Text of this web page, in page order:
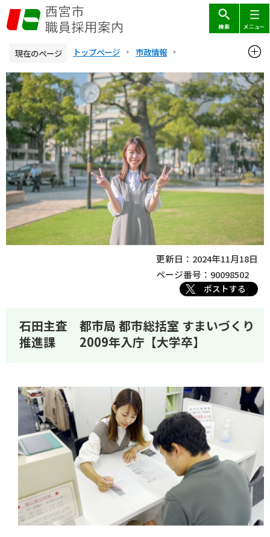
の
の
先
頭
で
す
現在のページ トップページ
市政情報
西宮市職員採用案内
職種・職員紹介
土木（技術職）
すまいづくり推進課 石田主査
本
文
こ
こ
か
ら
更新日：2024年11月18日
ページ番号：90098502
ポストする
石田主査 都市局 都市総括室 すまいづくり
推進課 2009年入庁【大学卒】